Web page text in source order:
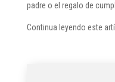
padre o el regalo de
Continua leyendo este